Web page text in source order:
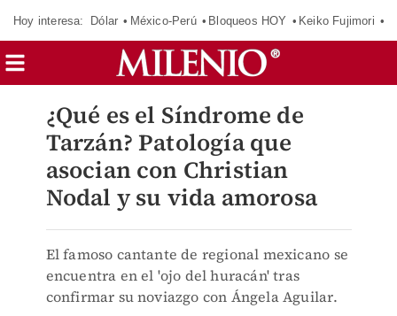
Hoy interesa: Dólar México-Perú Bloqueos HOY Keiko Fujimori
¿Qué es el Síndrome de
Tarzán? Patología que
asocian con Christian
Nodal y su vida amorosa
El famoso cantante de regional mexicano se
encuentra en el 'ojo del huracán' tras
confirmar su noviazgo con Ángela Aguilar.